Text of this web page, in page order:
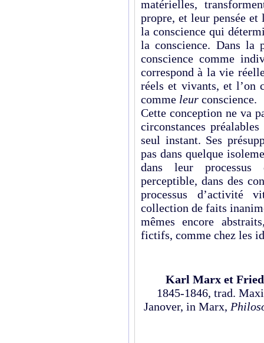
matérielles,
propre, et leur pensée
la conscience qui
la conscience. Dans la
conscience comme
correspond à la vie
réels et vivants, et l’on
comme leur conscience.
Cette conception ne va
circonstances
seul instant. Ses
pas dans quelque
dans leur processus
perceptible, dans des
processus d’activité
collection de faits
mêmes encore
fictifs, comme chez les
Karl Marx et
1845-1846, trad.
Janover, in Marx,